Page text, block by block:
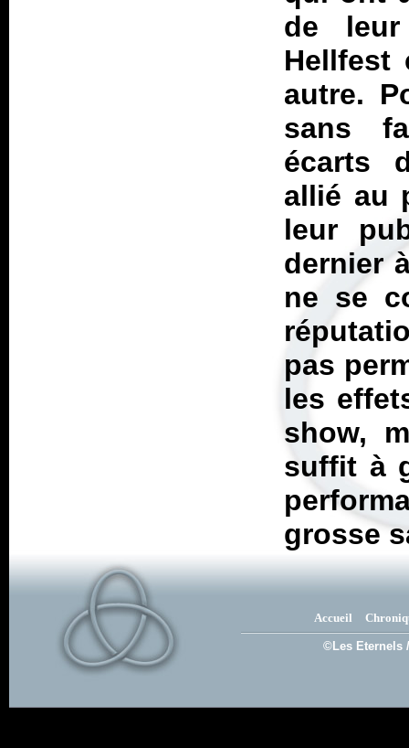
de
Hellfest
autre.
sans
écarts
allié au
leur
dernier
ne se
pas
les
show,
suffit à
grosse
Accueil
©Les Eternels